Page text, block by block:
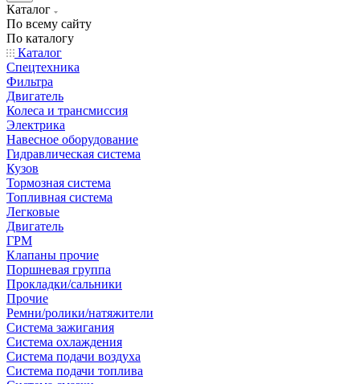
Каталог
По всему сайту
По каталогу
Каталог
Спецтехника
Фильтра
Двигатель
Колеса и трансмиссия
Электрика
Навесное оборудование
Гидравлическая система
Кузов
Тормозная система
Топливная система
Легковые
Двигатель
ГРМ
Клапаны прочие
Поршневая группа
Прокладки/сальники
Прочие
Ремни/ролики/натяжители
Система зажигания
Система охлаждения
Система подачи воздуха
Система подачи топлива